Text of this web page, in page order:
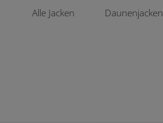
Alle Jacken Daunenjacken